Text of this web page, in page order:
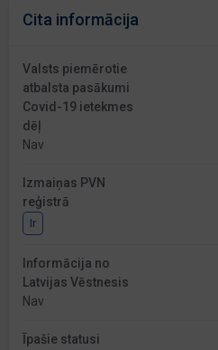
Cita informācija
Valsts piemērotie
atbalsta pasākumi
Covid-19 ietekmes
dēļ
Nav
Izmaiņas PVN
reģistrā
Ir
Informācija no
Latvijas Vēstnesis
Nav
Īpašie statusi